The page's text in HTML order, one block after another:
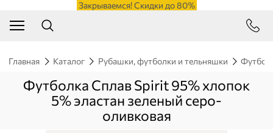
Закрываемся! Скидки до 80%
Главная Каталог Рубашки, футболки и тельняшки
Футболка Сплав Spirit 95% хлопок
5% эластан зеленый серо-
оливковая